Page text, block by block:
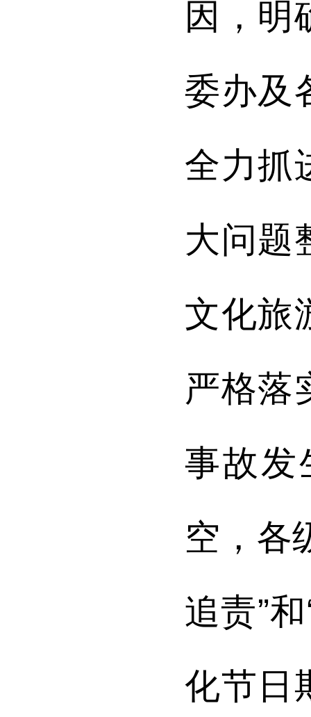
因，明
委办及
全力抓
大问题
文化旅
严格落
事故发
空，各
追责”
化节日